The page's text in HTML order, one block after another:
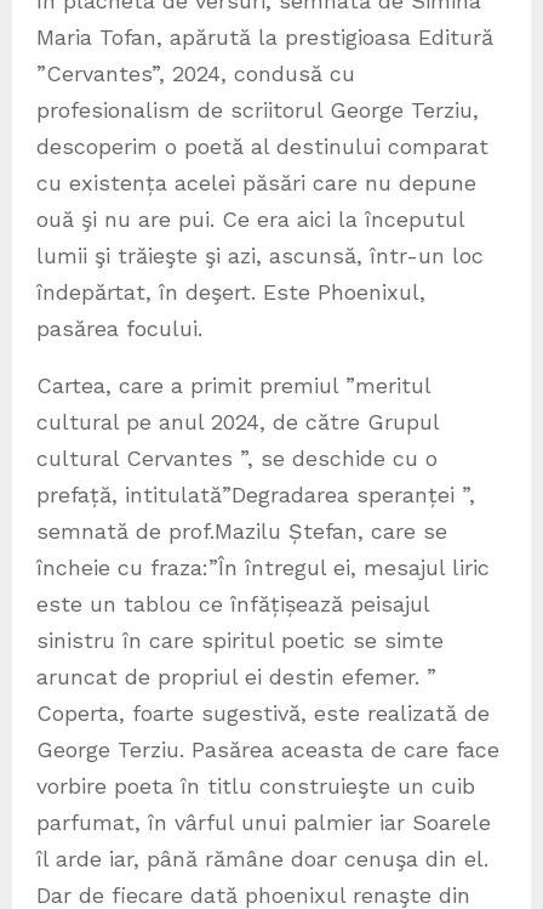
Maria Tofan, apărută la prestigioasa Editură
”Cervantes”, 2024, condusă cu
profesionalism de scriitorul George Terziu,
descoperim o poetă al destinului comparat
cu existența acelei păsări care nu depune
ouă şi nu are pui. Ce era aici la începutul
lumii şi trăieşte şi azi, ascunsă, într-un loc
îndepărtat, în deşert. Este Phoenixul,
pasărea focului.
Cartea, care a primit premiul ”meritul
cultural pe anul 2024, de către Grupul
cultural Cervantes ”, se deschide cu o
prefață, intitulată”Degradarea speranței ”,
semnată de prof.Mazilu Ștefan, care se
încheie cu fraza:”În întregul ei, mesajul liric
este un tablou ce înfățișează peisajul
sinistru în care spiritul poetic se simte
aruncat de propriul ei destin efemer. ”
Coperta, foarte sugestivă, este realizată de
George Terziu. Pasărea aceasta de care face
vorbire poeta în titlu construieşte un cuib
parfumat, în vârful unui palmier iar Soarele
îl arde iar, până rămâne doar cenuşa din el.
Dar de fiecare dată phoenixul renaşte din